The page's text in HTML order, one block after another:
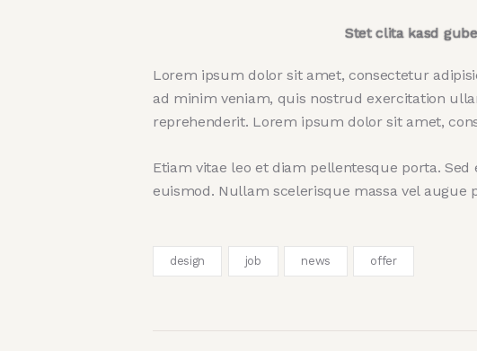
Stet clita kasd
Lorem ipsum dolor sit amet, consectetur
ad minim veniam, quis nostrud exercitation
reprehenderit. Lorem ipsum dolor sit amet,
Etiam vitae leo et diam pellentesque porta.
euismod. Nullam scelerisque massa vel
design job news offer